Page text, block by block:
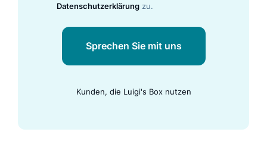
Datenschutzerklärung zu.
Sprechen Sie mit uns
Kunden, die Luigi's Box nutzen